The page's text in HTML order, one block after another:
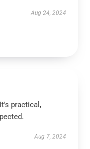
Aug 24, 2024
practical,
Aug 7, 2024